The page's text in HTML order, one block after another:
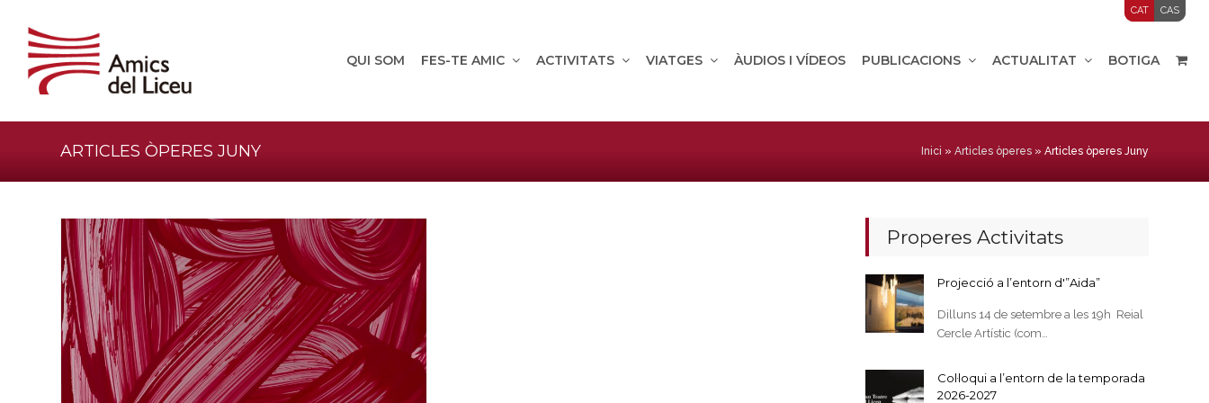
CAT CAS
QUI SOM FES-TE AMIC ACTIVITATS VIATGES ÀUDIOS I VÍDEOS PUBLICACIONS ACTUALITAT BOTIGA
ARTICLES ÒPERES JUNY Inici » Articles òperes» Articles òperes Juny
Properes Activitats
Projecció a l’entorn d'”Aida”
Dilluns 14 de setembre a les 19h Reial
Cercle Artístic (com…
Col·loqui a l’entorn de la temporada
2026-2027